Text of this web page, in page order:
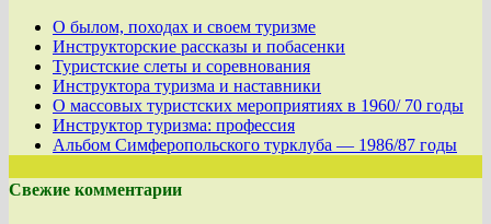
О былом, походах и своем туризме
Инструкторские рассказы и побасенки
Туристские слеты и соревнования
Инструктора туризма и наставники
О массовых туристских мероприятиях в 1960/ 70 годы
Инструктор туризма: профессия
Альбом Симферопольского турклуба — 1986/87 годы
Свежие комментарии